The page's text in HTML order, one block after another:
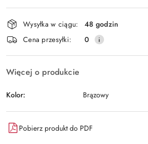
Wyślij
Dostępność
i
dostawa
Wysyłka w ciągu:
48 godzin
Cena przesyłki:
0
Więcej o produkcie
Kolor: Brązowy
Pobierz produkt do PDF